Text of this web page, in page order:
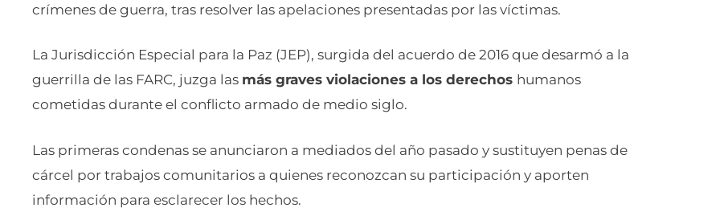
crímenes de guerra, tras resolver las apelaciones presentadas por las víctimas.
La Jurisdicción Especial para la Paz (JEP), surgida del acuerdo de 2016 que desarmó a la
guerrilla de las FARC, juzga las más graves violaciones a los derechos humanos
cometidas durante el conflicto armado de medio siglo.
Las primeras condenas se anunciaron a mediados del año pasado y sustituyen penas de
cárcel por trabajos comunitarios a quienes reconozcan su participación y aporten
información para esclarecer los hechos.